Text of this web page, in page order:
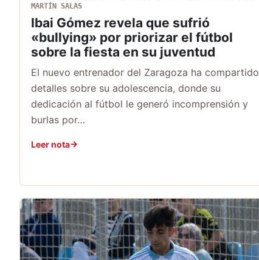
MARTÍN SALAS
Ibai Gómez revela que sufrió
«bullying» por priorizar el fútbol
sobre la fiesta en su juventud
El nuevo entrenador del Zaragoza ha compartido
detalles sobre su adolescencia, donde su
dedicación al fútbol le generó incomprensión y
burlas por…
Leer nota